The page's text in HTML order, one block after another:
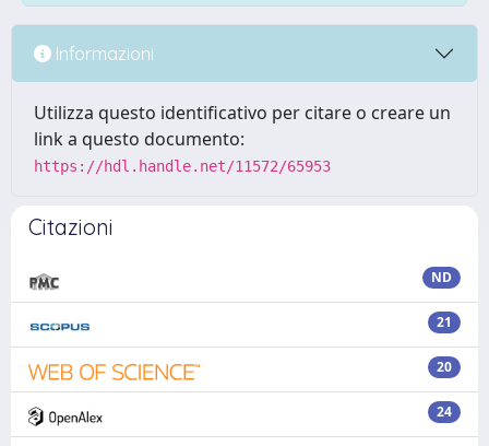
Informazioni
Utilizza questo identificativo per citare o creare un
link a questo documento:
https://hdl.handle.net/11572/65953
Citazioni
ND
21
20
24